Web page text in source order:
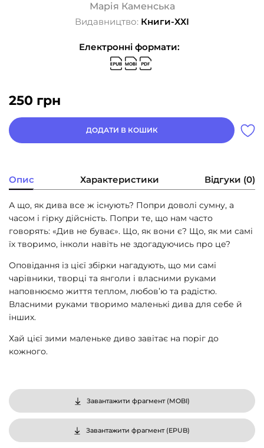
Марія Каменська
Видавництво: Книги-ХХІ
Електронні формати:
250 грн
ДОДАТИ В КОШИК
Опис Характеристики Відгуки (0)
А що, як дива все ж існують? Попри доволі сумну, а
часом і гірку дійсність. Попри те, що нам часто
говорять: «Див не буває». Що, як вони є? Що, як ми самі
їх творимо, інколи навіть не здогадуючись про це?
Оповідання із цієї збірки нагадують, що ми самі
чарівники, творці та янголи і власними руками
наповнюємо життя теплом, любов’ю та радістю.
Власними руками творимо маленькі дива для себе й
інших.
Хай цієї зими маленьке диво завітає на поріг до
кожного.
Завантажити фрагмент (MOBI)
Завантажити фрагмент (EPUB)